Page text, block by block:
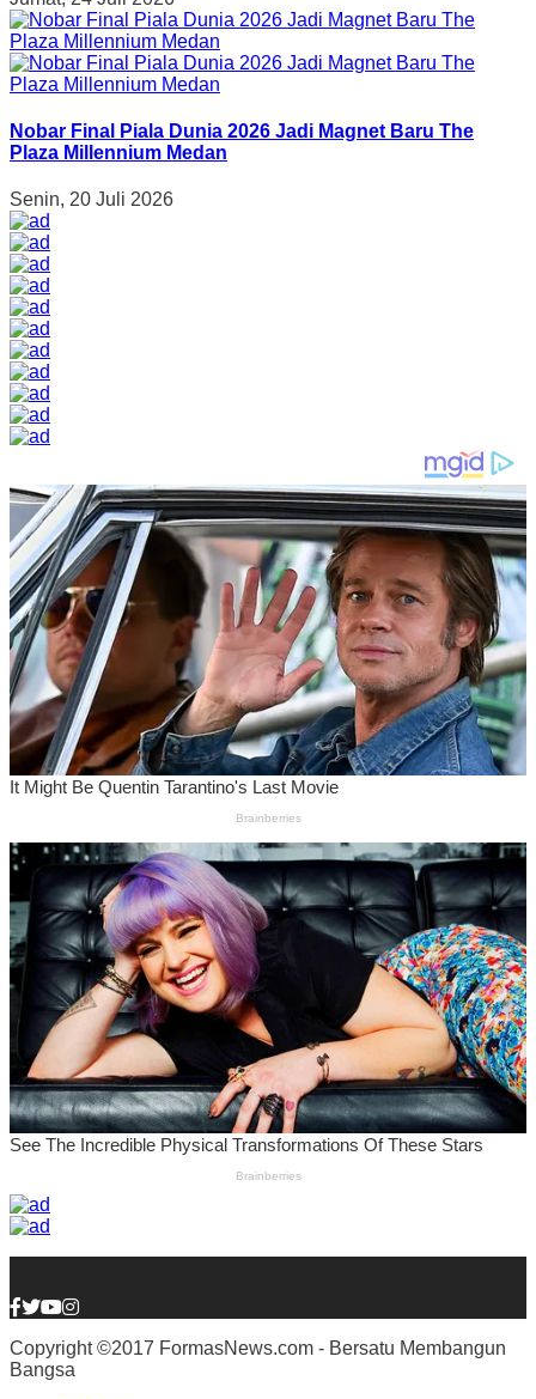
Nobar Final Piala Dunia 2026 Jadi Magnet Baru The
Plaza Millennium Medan
Senin, 20 Juli 2026
Copyright ©2017 FormasNews.com - Bersatu Membangun
Bangsa